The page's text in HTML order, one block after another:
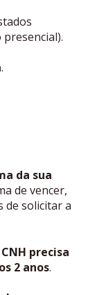
.
da sua
de vencer,
de solicitar a
CNH precisa
2 anos.